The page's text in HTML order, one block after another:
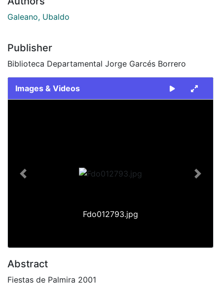
Galeano, Ubaldo
Publisher
Biblioteca Departamental Jorge Garcés Borrero
Images & Videos
Fdo012793.jpg
Previous Next
Abstract
Fiestas de Palmira 2001